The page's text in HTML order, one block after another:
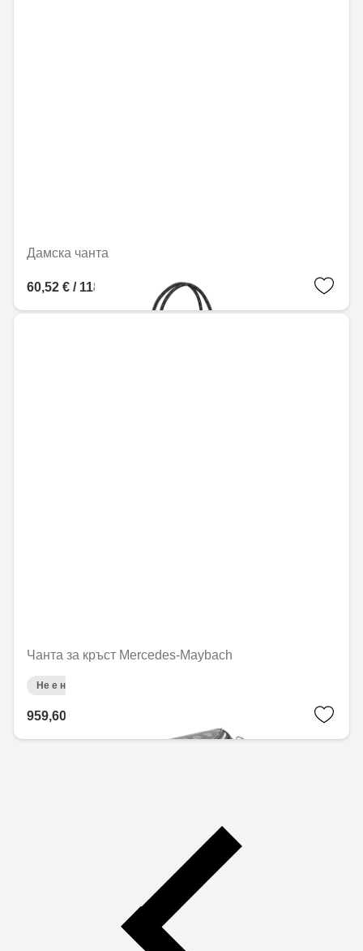
Дамска чанта
60,52 € / 118,36 лв.
Чанта за кръст Mercedes-Maybach
Не е налично онлайн
959,60 € / 1876,82 лв.